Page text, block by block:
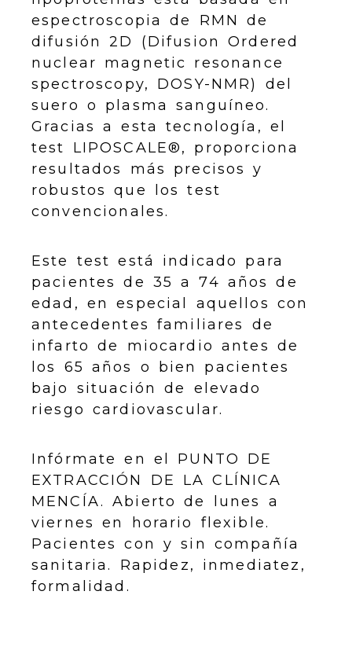
espectroscopia de RMN de
difusión 2D (Difusion Ordered
nuclear magnetic resonance
spectroscopy, DOSY-NMR) del
suero o plasma sanguíneo.
Gracias a esta tecnología, el
test LIPOSCALE®, proporciona
resultados más precisos y
robustos que los test
convencionales.
Este test está indicado para
pacientes de 35 a 74 años de
edad, en especial aquellos con
antecedentes familiares de
infarto de miocardio antes de
los 65 años o bien pacientes
bajo situación de elevado
riesgo cardiovascular.
Infórmate en el PUNTO DE
EXTRACCIÓN DE LA CLÍNICA
MENCÍA. Abierto de lunes a
viernes en horario flexible.
Pacientes con y sin compañía
sanitaria. Rapidez, inmediatez,
formalidad.